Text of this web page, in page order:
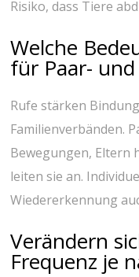
Risiko, ⁤dass Tiere
Welche⁣
für Paar-
Rufe stärken
Familienverbänden.
Bewegungen, Eltern
leiten⁣ sie ‌an.
‌Wiedererkennung
Verändern​
Frequenz je‌